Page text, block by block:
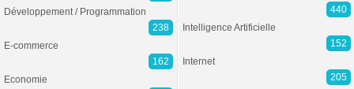
Développement / Programmation
238
E-commerce
162
Economie
440
Intelligence Artificielle
152
Internet
205